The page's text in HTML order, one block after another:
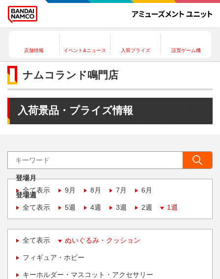
店舗情報 イベント&ニュース 入荷プライズ 設置ゲーム機
ナムコランド鳴門店
入荷景品・プライズ情報
登場月
全て表示
9月 8月 7月 6月
登場週
全て表示
5週 4週 3週 2週 1週
全て表示 ぬいぐるみ・クッション
フィギュア・ホビー
キーホルダー・マスコット・アクセサリー